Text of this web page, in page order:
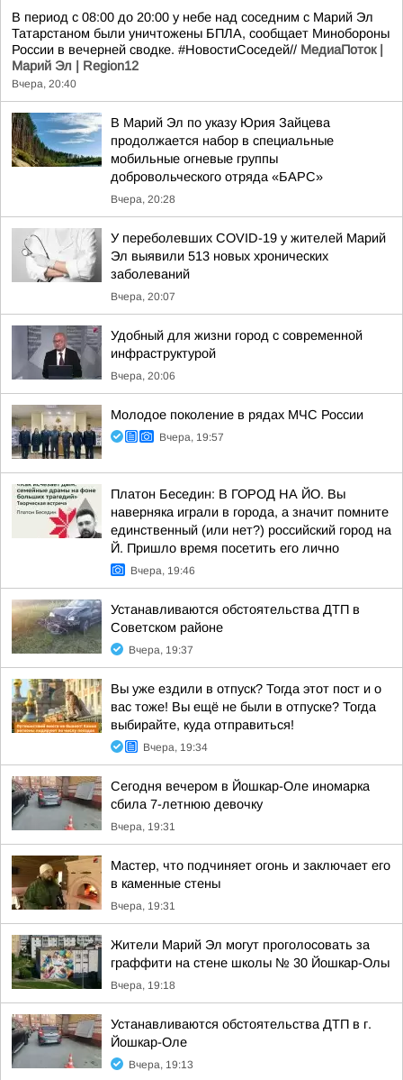
В период с 08:00 до 20:00 у небе над соседним с Марий Эл
Татарстаном были уничтожены БПЛА, сообщает Минобороны
России в вечерней сводке. #НовостиСоседей// МедиаПоток |
Марий Эл | Region12
Вчера, 20:40
В Марий Эл по указу Юрия Зайцева
продолжается набор в специальные
мобильные огневые группы
добровольческого отряда «БАРС»
Вчера, 20:28
У переболевших COVID-19 у жителей Марий
Эл выявили 513 новых хронических
заболеваний
Вчера, 20:07
Удобный для жизни город с современной
инфраструктурой
Вчера, 20:06
Молодое поколение в рядах МЧС России
Вчера, 19:57
Платон Беседин: В ГОРОД НА ЙО. Вы
наверняка играли в города, а значит помните
единственный (или нет?) российский город на
Й. Пришло время посетить его лично
Вчера, 19:46
Устанавливаются обстоятельства ДТП в
Советском районе
Вчера, 19:37
Вы уже ездили в отпуск? Тогда этот пост и о
вас тоже! Вы ещё не были в отпуске? Тогда
выбирайте, куда отправиться!
Вчера, 19:34
Сегодня вечером в Йошкар-Оле иномарка
сбила 7-летнюю девочку
Вчера, 19:31
Мастер, что подчиняет огонь и заключает его
в каменные стены
Вчера, 19:31
Жители Марий Эл могут проголосовать за
граффити на стене школы № 30 Йошкар-Олы
Вчера, 19:18
Устанавливаются обстоятельства ДТП в г.
Йошкар-Оле
Вчера, 19:13